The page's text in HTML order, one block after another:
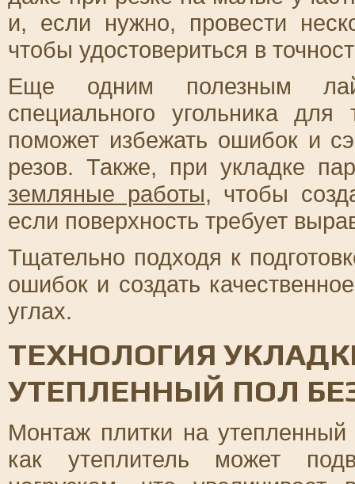
и, если нужно, провести
чтобы удостовериться в
Еще одним полезным
специального угольника
поможет избежать ошибок и
резов. Также, при укладке
земляные работы, чтобы
если поверхность требует
Тщательно подходя к
ошибок и создать
углах.
ТЕХНОЛОГИЯ
УТЕПЛЕННЫЙ ПОЛ
Монтаж плитки на утепленный
как утеплитель может